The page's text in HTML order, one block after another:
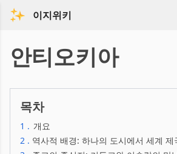
이지위키
안티오키아
목차
1 . 개요
2 . 역사적 배경: 하나의 도시에서 세계 제